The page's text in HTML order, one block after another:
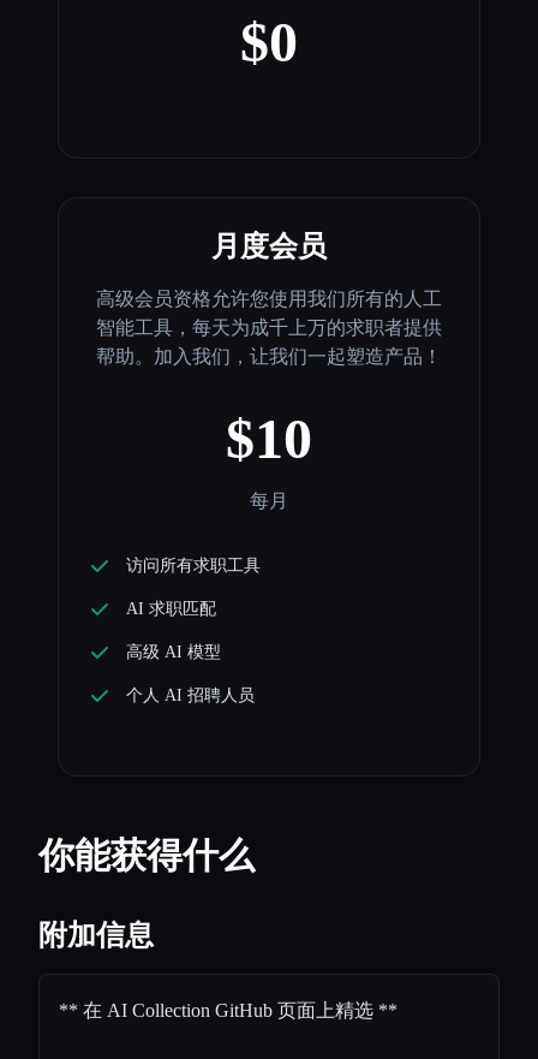
$0
月度会员
高级会员资格允许您使用我们所有的人工
智能工具，每天为成千上万的求职者提供
帮助。加入我们，让我们一起塑造产品！
$10
每月
访问所有求职工具
AI 求职匹配
高级 AI 模型
个人 AI 招聘人员
你能获得什么
附加信息
** 在 AI Collection GitHub 页面上精选 **